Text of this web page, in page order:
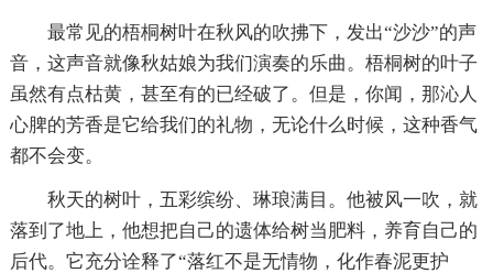
最常见的梧桐树叶在秋风的吹拂下，发出“沙沙”的声
音，这声音就像秋姑娘为我们演奏的乐曲。梧桐树的叶子
虽然有点枯黄，甚至有的已经破了。但是，你闻，那沁人
心脾的芳香是它给我们的礼物，无论什么时候，这种香气
都不会变。
秋天的树叶，五彩缤纷、琳琅满目。他被风一吹，就
落到了地上，他想把自己的遗体给树当肥料，养育自己的
后代。它充分诠释了“落红不是无情物，化作春泥更护